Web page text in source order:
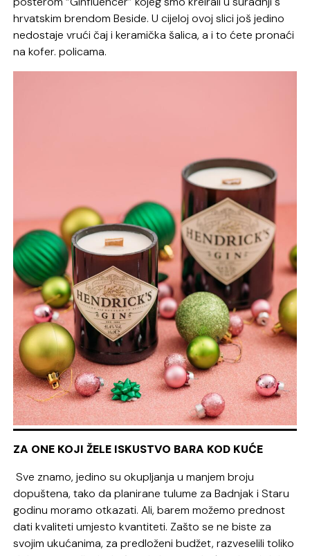
hrvatskim brendom Beside. U cijeloj ovoj slici još jedino
nedostaje vrući čaj i keramička šalica, a i to ćete pronaći
na kofer. policama.
ZA ONE KOJI ŽELE ISKUSTVO BARA KOD KUĆE
Sve znamo, jedino su okupljanja u manjem broju
dopuštena, tako da planirane tulume za Badnjak i Staru
godinu moramo otkazati. Ali, barem možemo prednost
dati kvaliteti umjesto kvantiteti. Zašto se ne biste za
svojim ukućanima, za predloženi budžet, razveselili toliko